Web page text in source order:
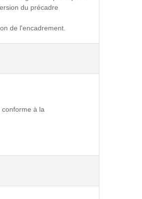
du précadre
de l'encadrement.
à la